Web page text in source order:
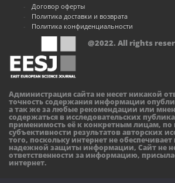
Договор оферты
Политика доставки и возврата
Политика конфиденциальности
@2022. All rights
Администрация сайта не несет никакой
точность содержания информации
а так же за любые рекомендации или
содержаться в исследовательских
применимость её к конкретным лицам, по
субъективности результатов авторских
того, поскольку интернет не
надежной защиты информации, Сайт не
ответственности за информацию,
интернет.